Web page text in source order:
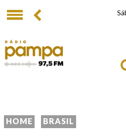
HOME BRASIL